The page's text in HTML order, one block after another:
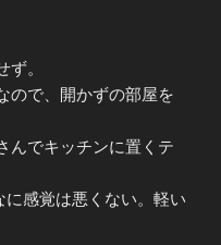
。
ので、開かずの部屋を
んでキッチンに置くテ
感覚は悪くない。軽い